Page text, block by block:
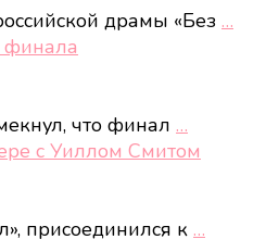
драмы «Без …
финала
что финал …
с Уиллом Смитом
присоединился к …